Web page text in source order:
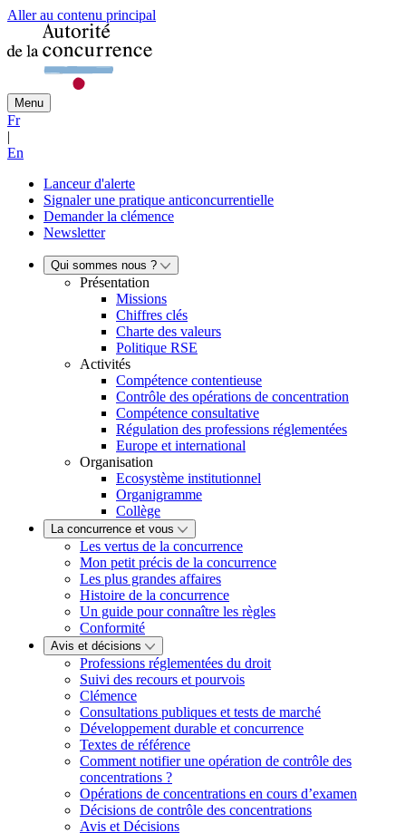
Aller au contenu principal
Menu
Fr
|
En
Lanceur d'alerte
Signaler une pratique anticoncurrentielle
Demander la clémence
Newsletter
Qui sommes nous ?
Présentation
Missions
Chiffres clés
Charte des valeurs
Politique RSE
Activités
Compétence contentieuse
Contrôle des opérations de concentration
Compétence consultative
Régulation des professions réglementées
Europe et international
Organisation
Ecosystème institutionnel
Organigramme
Collège
La concurrence et vous
Les vertus de la concurrence
Mon petit précis de la concurrence
Les plus grandes affaires
Histoire de la concurrence
Un guide pour connaître les règles
Conformité
Avis et décisions
Professions réglementées du droit
Suivi des recours et pourvois
Clémence
Consultations publiques et tests de marché
Développement durable et concurrence
Textes de référence
Comment notifier une opération de contrôle des
concentrations ?
Opérations de concentrations en cours d’examen
Décisions de contrôle des concentrations
Avis et Décisions